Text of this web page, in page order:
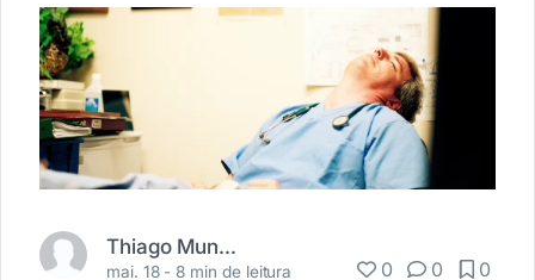
Thiago Mundim Brito
mai. 18 - 8 min de leitura 0 0 0